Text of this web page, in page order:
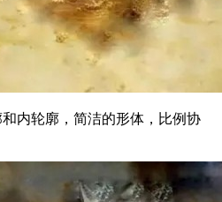
内轮廓，简洁的形体，比例协